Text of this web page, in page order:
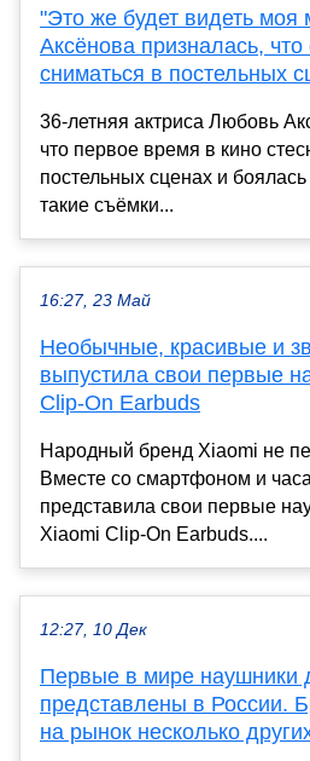
"Это же будет видеть
Аксёнова призналась, что
сниматься в постельных
36-летняя актриса Любовь
что первое время в кино
постельных сценах и
такие съёмки...
16:27, 23 Май
Необычные, красивые и
выпустила свои первые
Clip-On Earbuds
Народный бренд Xiaomi не
Вместе со смартфоном и
представила свои первые
Xiaomi Clip-On Earbuds....
12:27, 10 Дек
Первые в мире наушники
представлены в России.
на рынок несколько